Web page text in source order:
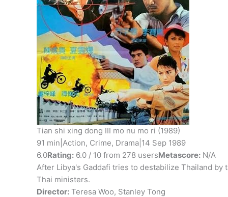
Video
Kaset
Film
adet
Tian shi xing dong III mo nu mo ri (1989)
91 min Action, Crime, Drama 14 Sep 1989
6.0Rating: 6.0 / 10 from 278 usersMetascore: N/A
After Libya's Gaddafi tries to destabilize Thailand
Thai ministers.
Director: Teresa Woo, Stanley Tong